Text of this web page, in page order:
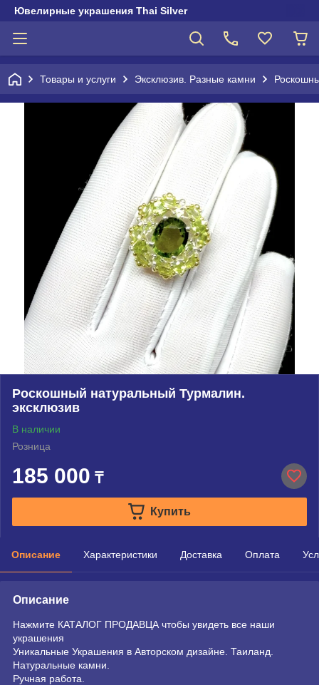
Ювелирные украшения Thai Silver
Товары и услуги Эксклюзив. Разные камни
Роскошный натуральный Турмалин.
эксклюзив
В наличии
Розница
185 000 ₸
Купить
Описание Характеристики Доставка Оплата
Описание
Нажмите КАТАЛОГ ПРОДАВЦА чтобы увидеть все наши
украшения
Уникальные Украшения в Авторском дизайне. Таиланд.
Натуральные камни.
Ручная работа.